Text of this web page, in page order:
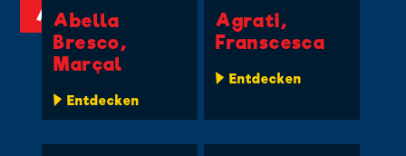
A Abella
Bresco,
Marçal
Entdecken
Agrati,
Franscesca
Entdecken